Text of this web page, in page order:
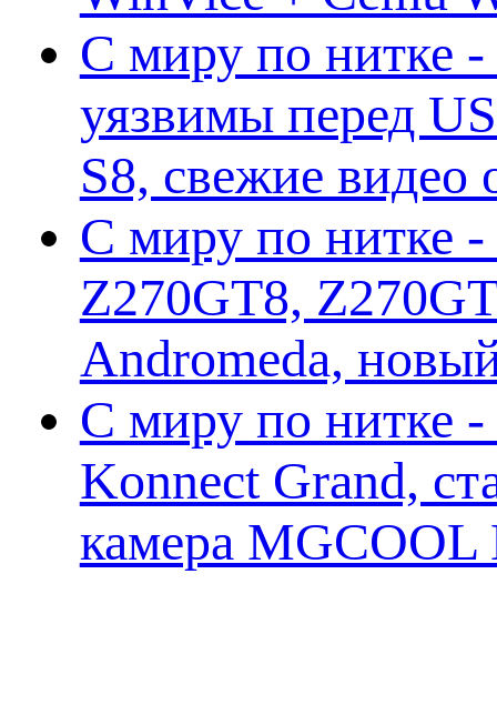
С миру по нитке
уязвимы перед
S8, свежие
С миру по нитке -
Z270GT8,
Andromeda,
С миру по нитке -
Konnect Grand,
камера MGCOOL